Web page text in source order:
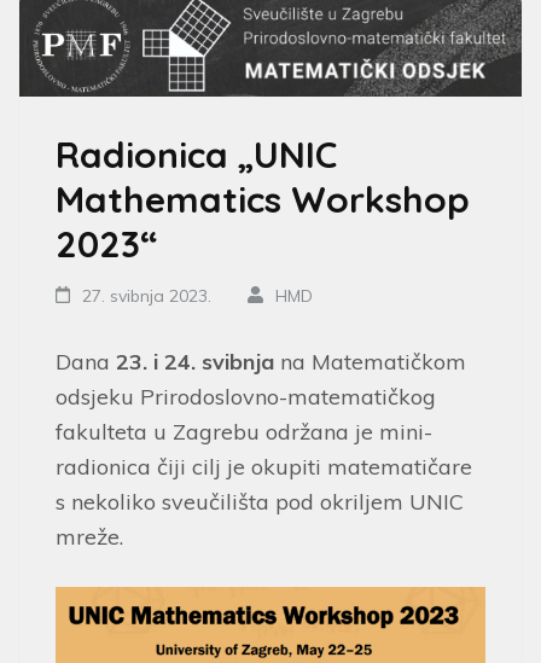
Radionica „UNIC
Mathematics Workshop
2023“
27. svibnja 2023. HMD
Dana 23. i 24. svibnja na Matematičkom
odsjeku Prirodoslovno-matematičkog
fakulteta u Zagrebu održana je mini-
radionica čiji cilj je okupiti matematičare
s nekoliko sveučilišta pod okriljem UNIC
mreže.